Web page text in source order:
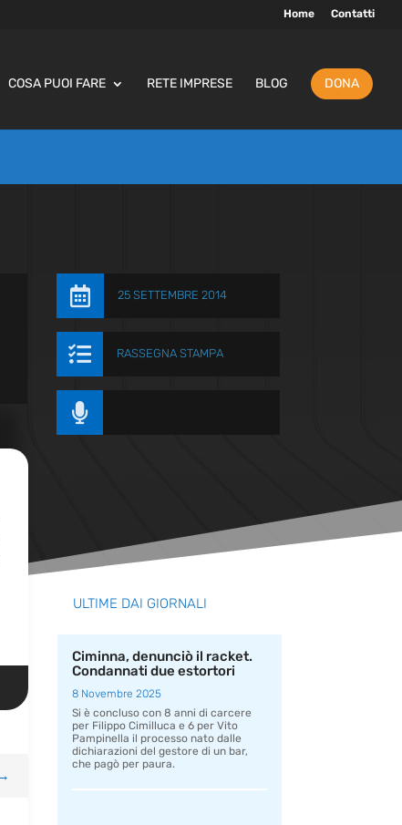
Home Contatti
COSA PUOI FARE RETE IMPRESE BLOG DONA
 25 SETTEMBRE 2014
 RASSEGNA STAMPA

ULTIME DAI GIORNALI
Ciminna, denunciò il racket.
Condannati due estortori
8 Novembre 2025
Si è concluso con 8 anni di carcere
per Filippo Cimilluca e 6 per Vito
Pampinella il processo nato dalle
dichiarazioni del gestore di un bar,
che pagò per paura.